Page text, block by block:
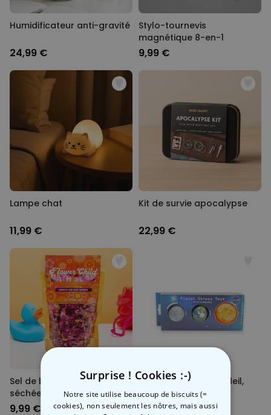
Humidificateur anti-gravité
24,99 €
Stylo-tournevis
magnétique 8-en-1
9,99 €
Lampe chat
11,99 €
Kit de survie apocalypse
22,99 €
Sel de bain avec fleurs
séchées
9,99 €
Balles anti-stress Soleil,
Lune et Terre
12,99 €
Surprise ! Cookies :-)
Notre site utilise beaucoup de biscuits (=
cookies), non seulement les nôtres, mais aussi